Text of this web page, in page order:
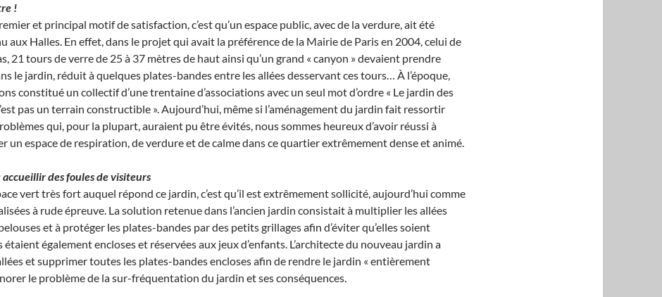
!
et principal motif de satisfaction, c’est qu’un espace public, avec de la verdure, ait été
aux Halles. En effet, dans le projet qui avait la préférence de la Mairie de Paris en 2004, celui de
21 tours de verre de 25 à 37 mètres de haut ainsi qu’un grand « canyon » devaient prendre
le jardin, réduit à quelques plates-bandes entre les allées desservant ces tours… À l’époque,
constitué un collectif d’une trentaine d’associations avec un seul mot d’ordre « Le jardin des
pas un terrain constructible ». Aujourd’hui, même si l’aménagement du jardin fait ressortir
qui, pour la plupart, auraient pu être évités, nous sommes heureux d’avoir réussi à
un espace de respiration, de verdure et de calme dans ce quartier extrêmement dense et animé.
accueillir des foulesde visiteurs
vert très fort auquel répond ce jardin, c’est qu’il est extrêmement sollicité, aujourd’hui comme
à rude épreuve. La solution retenue dans l’ancien jardin consistait à multiplier les allées
et à protéger les plates-bandes par des petits grillages afin d’éviter qu’elles soient
également encloses et réservées aux jeux d’enfants. L’architecte du nouveau jardin a
et supprimer toutes les plates-bandes encloses afin de rendre le jardin « entièrement
le problème de la sur-fréquentation du jardin et ses conséquences.